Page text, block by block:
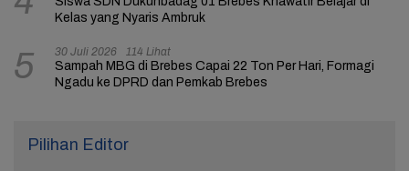
Kelas yang Nyaris Ambruk
5 30 Juli 2026 114 Lihat
Sampah MBG di Brebes Capai 22 Ton Per Hari, Formagi
Ngadu ke DPRD dan Pemkab Brebes
Pilihan Editor